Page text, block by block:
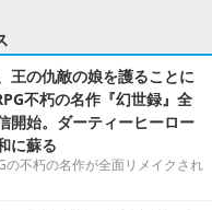
王の仇敵の娘を護ることに
不朽の名作『幻世録』全
開始。ダーティーヒーロー
に蘇る
の不朽の名作が全面リメイクされ